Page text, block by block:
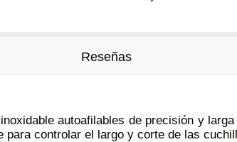
Reseñas
autoafilables de precisión y
para controlar el largo y corte de las